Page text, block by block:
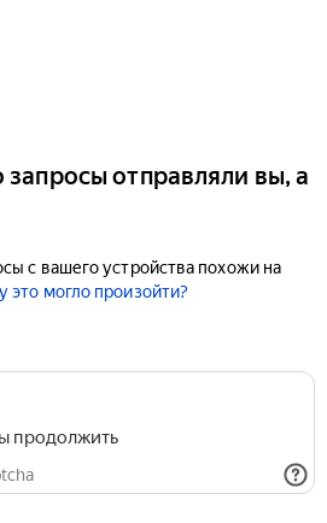
отправляли вы, а
с вашего устройства похожи на
это могло произойти?
продолжить